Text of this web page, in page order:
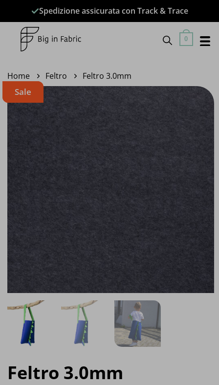
contenuti
Spedizione assicurata con Track & Trace
0
Home Feltro Feltro 3.0mm
Sale
Feltro 3.0mm